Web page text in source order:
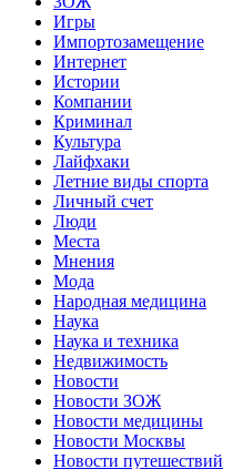
Игры
Импортозамещение
Интернет
Истории
Компании
Криминал
Культура
Лайфхаки
Летние виды спорта
Личный счет
Люди
Места
Мнения
Мода
Народная медицина
Наука
Наука и техника
Недвижимость
Новости
Новости ЗОЖ
Новости медицины
Новости Москвы
Новости путешествий